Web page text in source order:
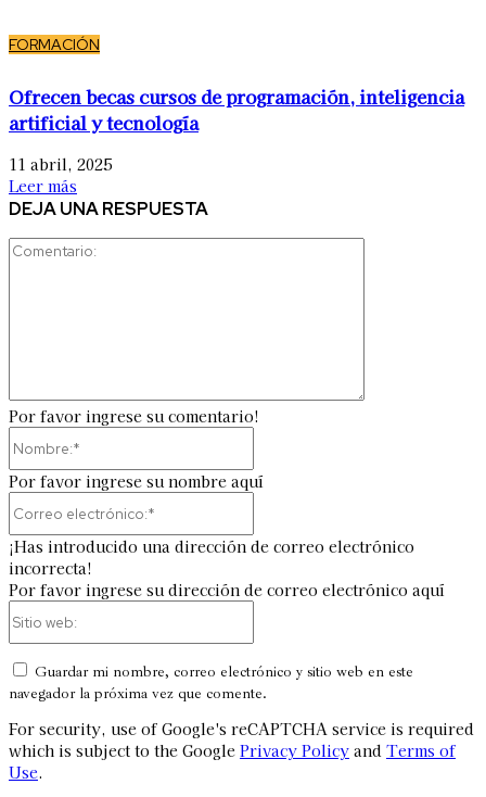
FORMACIÓN
Ofrecen becas cursos de programación, inteligencia
artificial y tecnología
11 abril, 2025
Leer más
DEJA UNA RESPUESTA
Por favor ingrese su comentario!
Por favor ingrese su nombre aquí
¡Has introducido una dirección de correo electrónico
incorrecta!
Por favor ingrese su dirección de correo electrónico aquí
Guardar mi nombre, correo electrónico y sitio web en este
navegador la próxima vez que comente.
For security, use of Google's reCAPTCHA service is required
which is subject to the Google Privacy Policy and Terms of
Use.